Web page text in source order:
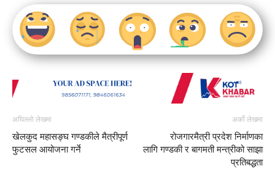
अघिल्लो लेखमा
खेलकुद महासङ्घ गण्डकीले मैत्रीपूर्ण
फुटसल आयोजना गर्ने
अर्को लेखमा
रोजगारमैत्री प्रदेश निर्माणका
लागि गण्डकी र बागमती मन्त्रीको साझा
प्रतिबद्धता